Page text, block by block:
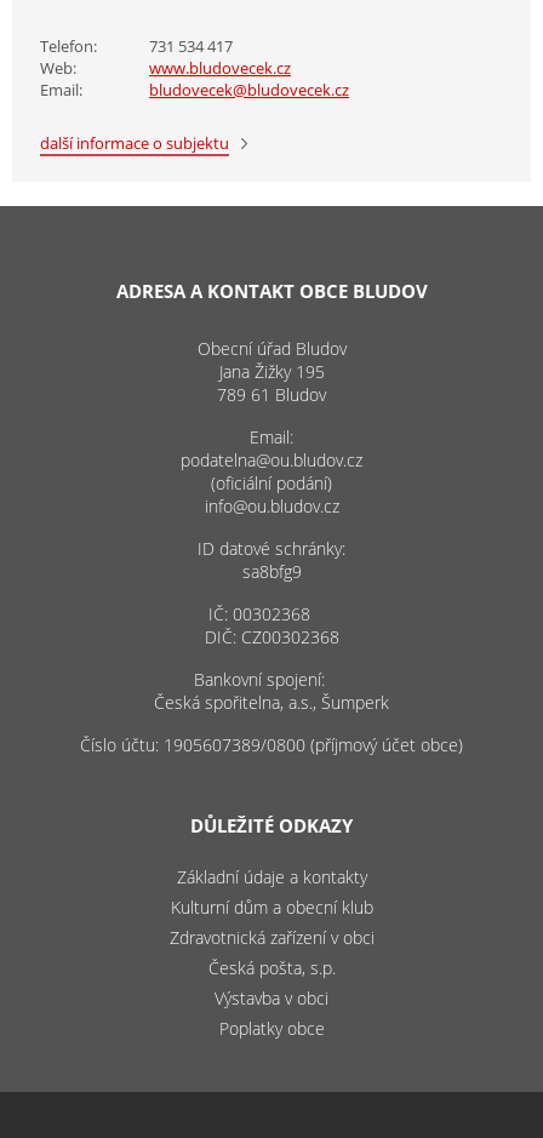
Telefon:
731 534 417
Web:
www.bludovecek.cz
Email:
bludovecek@bludovecek.cz
další informace o subjektu
ADRESA A KONTAKT OBCE BLUDOV
Obecní úřad Bludov
Jana Žižky 195
789 61 Bludov
Email:
podatelna@ou.bludov.cz
(oficiální podání)
info@ou.bludov.cz
ID datové schránky:
sa8bfg9
IČ: 00302368
DIČ: CZ00302368
Bankovní spojení:
Česká spořitelna, a.s., Šumperk
Číslo účtu: 1905607389/0800 (příjmový účet obce)
DŮLEŽITÉ ODKAZY
Základní údaje a kontakty
Kulturní dům a obecní klub
Zdravotnická zařízení v obci
Česká pošta, s.p.
Výstavba v obci
Poplatky obce